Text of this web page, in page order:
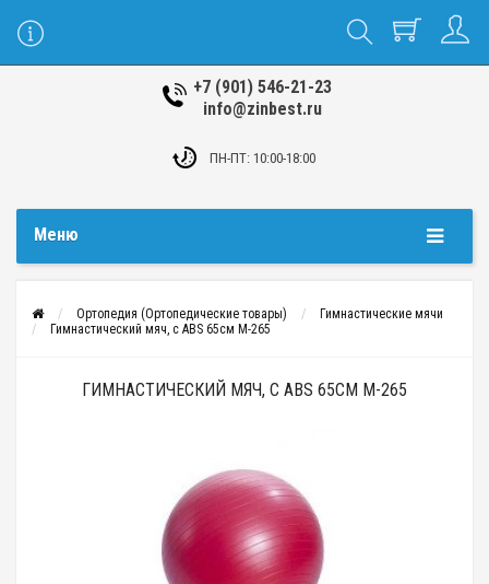
+7 (901) 546-21-23
info@zinbest.ru
ПН-ПТ: 10:00-18:00
Меню
Ортопедия (Ортопедические товары)
Гимнастические мячи
Гимнастический мяч, с ABS 65см М-265
ГИМНАСТИЧЕСКИЙ МЯЧ, С ABS 65СМ М-265